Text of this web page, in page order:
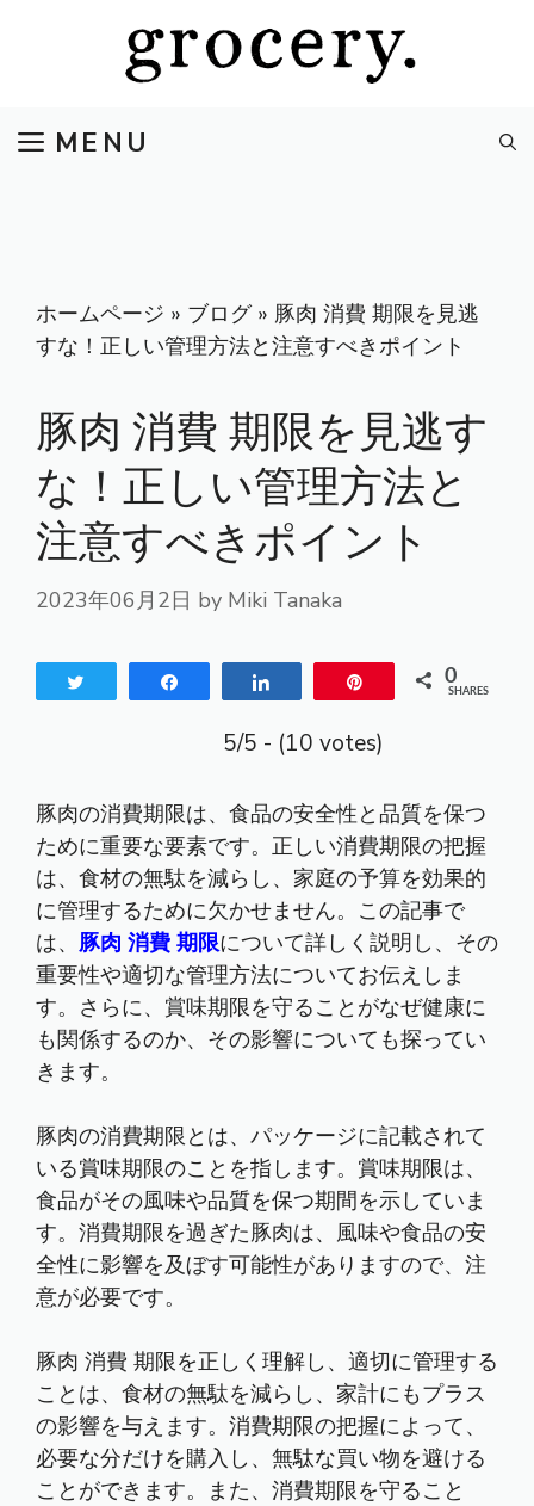
ツ
MENU
ホームページ » ブログ» 豚肉 消費 期限を見逃
すな！正しい管理方法と注意すべきポイント
豚肉 消費 期限を見逃す
な！正しい管理方法と
注意すべきポイント
2023年06月2日 by Miki Tanaka
0
SHARES
5/5 - (10 votes)
豚肉の消費期限は、食品の安全性と品質を保つ
ために重要な要素です。正しい消費期限の把握
は、食材の無駄を減らし、家庭の予算を効果的
に管理するために欠かせません。この記事で
は、 豚肉 消費 期限について詳しく説明し、その
重要性や適切な管理方法についてお伝えしま
す。さらに、賞味期限を守ることがなぜ健康に
も関係するのか、その影響についても探ってい
きます。
豚肉の消費期限とは、パッケージに記載されて
いる賞味期限のことを指します。賞味期限は、
食品がその風味や品質を保つ期間を示していま
す。消費期限を過ぎた豚肉は、風味や食品の安
全性に影響を及ぼす可能性がありますので、注
意が必要です。
豚肉 消費 期限を正しく理解し、適切に管理する
ことは、食材の無駄を減らし、家計にもプラス
の影響を与えます。消費期限の把握によって、
必要な分だけを購入し、無駄な買い物を避ける
ことができます。また、消費期限を守ること